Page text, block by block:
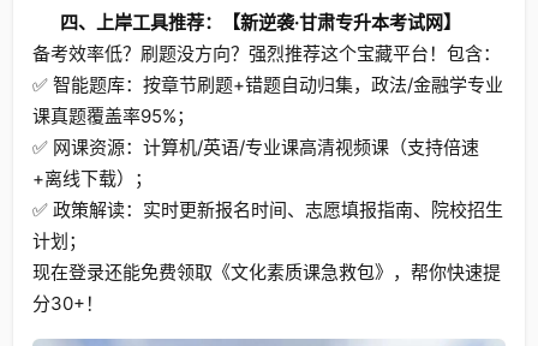
四、上岸工具推荐：【新逆袭·甘肃专升本考试网】
备考效率低？刷题没方向？强烈推荐这个宝藏平台！包含：
✅ 智能题库：按章节刷题+错题自动归集，政法/金融学专业
课真题覆盖率95%；
✅ 网课资源：计算机/英语/专业课高清视频课（支持倍速
+离线下载）；
✅ 政策解读：实时更新报名时间、志愿填报指南、院校招生
计划；
现在登录还能免费领取《文化素质课急救包》，帮你快速提
分30+！